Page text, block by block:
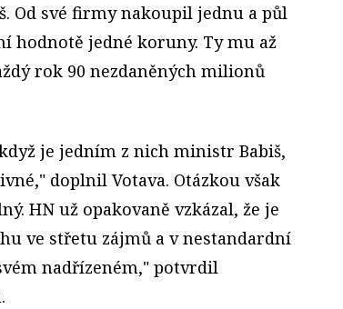
Od své firmy nakoupil jednu a půl
jedné koruny. Ty mu až
rok 90 nezdaněných milionů
je jedním z nich ministr Babiš,
doplnil Votava. Otázkou však
HN už opakovaně vzkázal, že je
ve střetu zájmů a v nestandardní
nadřízeném," potvrdil